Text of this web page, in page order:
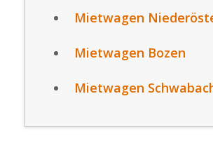
Mietwagen
Mietwagen Bozen
Mietwagen